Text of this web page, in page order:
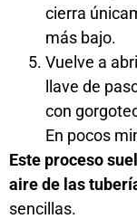
cierra
más bajo.
Vuelve a
llave de
con
En pocos
Este proceso
aire de las
sencillas.